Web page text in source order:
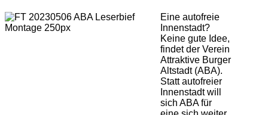
Eine autofreie
Innenstadt?
Keine gute Idee,
findet der Verein
Attraktive Burger
Altstadt (ABA).
Statt autofreier
Innenstadt will
sich ABA für